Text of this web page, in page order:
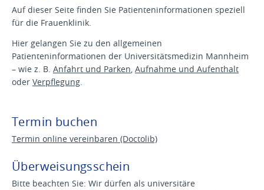
Auf dieser Seite finden Sie Patienteninformationen speziell
für die Frauenklinik.
Hier gelangen Sie zu den allgemeinen
Patienteninformationen der Universitätsmedizin Mannheim
– wie z. B. Anfahrt und Parken Aufnahme und Aufenthalt
oder Verpflegung
Termin buchen
Termin online vereinbaren (Doctolib)
Überweisungsschein
Bitte beachten Sie: Wir dürfen als universitäre